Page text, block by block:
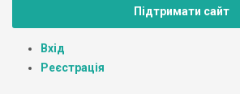
Підтримати сайт
Вхід
Реєстрація